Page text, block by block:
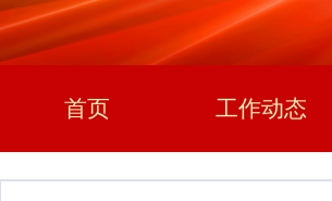
首页 工作动态